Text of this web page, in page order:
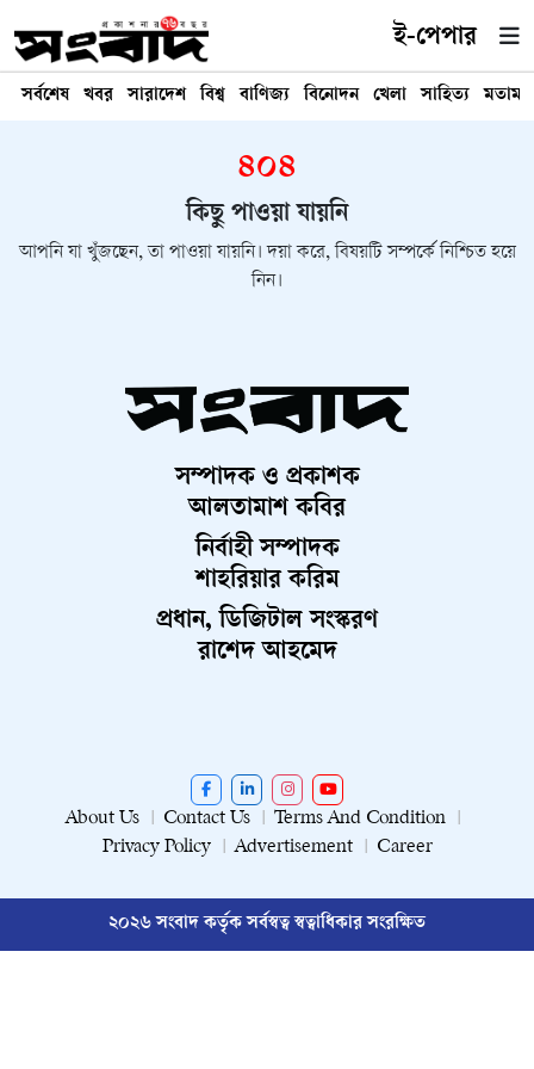
ই-পেপার
সর্বশেষ খবর সারাদেশ বিশ্ব বাণিজ্য বিনোদন খেলা সাহিত্য মতামত
৪০৪
কিছু পাওয়া যায়নি
আপনি যা খুঁজছেন, তা পাওয়া যায়নি। দয়া করে, বিষয়টি সম্পর্কে নিশ্চিত হয়ে
নিন।
সম্পাদক ও প্রকাশক
আলতামাশ কবির
নির্বাহী সম্পাদক
শাহরিয়ার করিম
প্রধান, ডিজিটাল সংস্করণ
রাশেদ আহমেদ
About Us Contact Us
Terms And Condition
Privacy Policy
Advertisement Career
২০২৬ সংবাদ কর্তৃক সর্বস্বত্ব স্বত্বাধিকার সংরক্ষিত